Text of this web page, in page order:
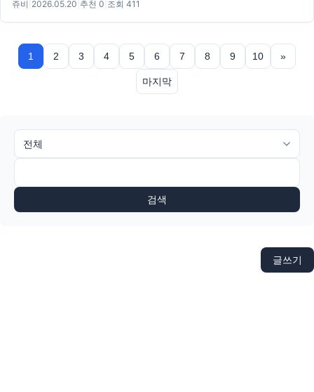
쥬비 2026.05.20 추천 0 조회 411
1 2 3 4 5 6 7 8 9 10 »
마지막
검색
글쓰기